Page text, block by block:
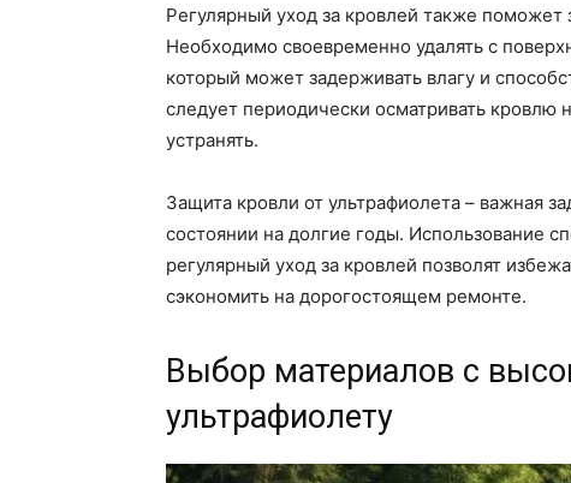
Регулярный уход за кровлей также поможет
Необходимо своевременно удалять с
который может задерживать влагу и
следует периодически осматривать
устранять.
Защита кровли от ультрафиолета – важная
состоянии на долгие годы. Использование
регулярный уход за кровлей позволят
сэкономить на дорогостоящем ремонте.
Выбор материалов с
ультрафиолету